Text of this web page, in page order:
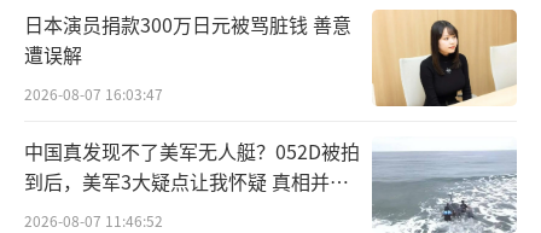
日本演员捐款300万日元被骂脏钱 善意
遭误解
2026-08-07 16:03:47
中国真发现不了美军无人艇？052D被拍
到后，美军3大疑点让我怀疑 真相并非
如此
2026-08-07 11:46:52